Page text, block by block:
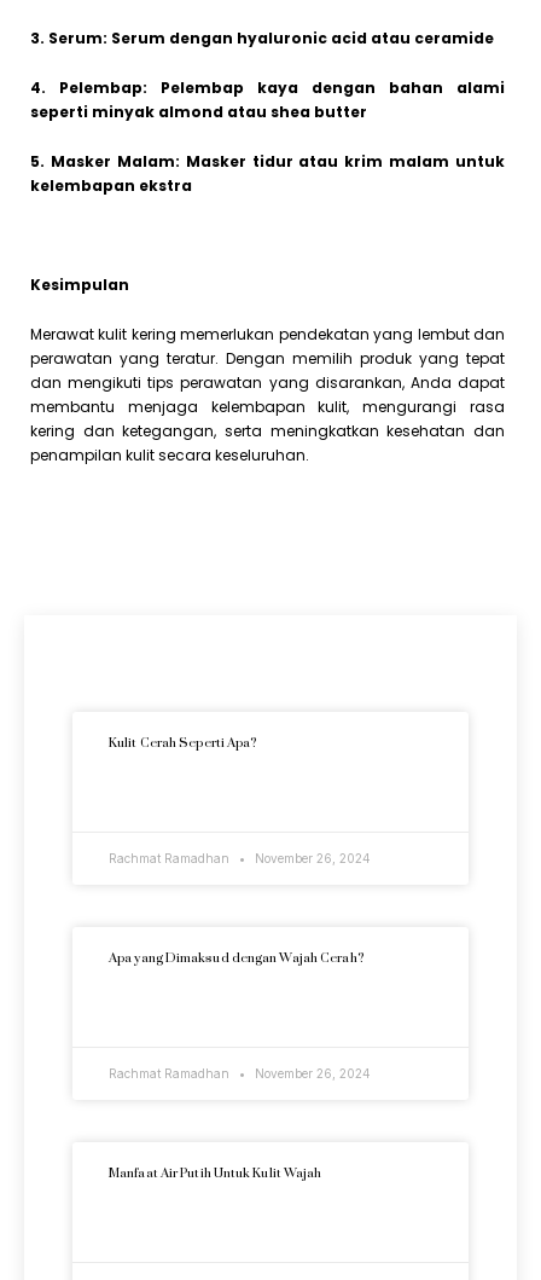
3. Serum: Serum dengan hyaluronic acid atau ceramide
4. Pelembap: Pelembap kaya dengan bahan alami
seperti minyak almond atau shea butter
5. Masker Malam: Masker tidur atau krim malam untuk
kelembapan ekstra
Kesimpulan
Merawat kulit kering memerlukan pendekatan yang lembut dan
perawatan yang teratur. Dengan memilih produk yang tepat
dan mengikuti tips perawatan yang disarankan, Anda dapat
membantu menjaga kelembapan kulit, mengurangi rasa
kering dan ketegangan, serta meningkatkan kesehatan dan
penampilan kulit secara keseluruhan.
Kulit Cerah Seperti Apa?
Rachmat Ramadhan November 26, 2024
Apa yang Dimaksud dengan Wajah Cerah?
Rachmat Ramadhan November 26, 2024
Manfaat Air Putih Untuk Kulit Wajah